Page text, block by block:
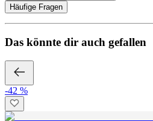
Häufige Fragen
Das könnte dir auch gefallen
-42 %